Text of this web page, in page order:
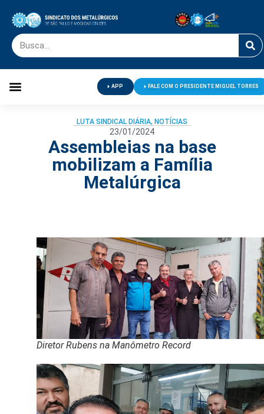
APP FALE COM O PRESIDENTE MIGUEL TORRES
LUTA SINDICAL DIÁRIA, NOTÍCIAS
23/01/2024
Assembleias na base
mobilizam a Família
Metalúrgica
Diretor Rubens na Manômetro Record